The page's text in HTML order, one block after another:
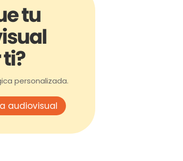
tu
personalizada.
audiovisual